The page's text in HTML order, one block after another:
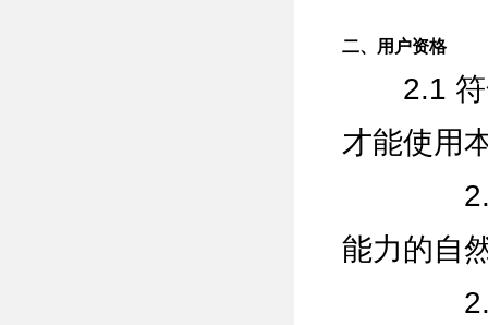
二、用户资格
2.1 符合
才能使用
2.1.1
能力的自
2.1.2